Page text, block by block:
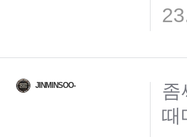
JINMINSOO-
좀
때